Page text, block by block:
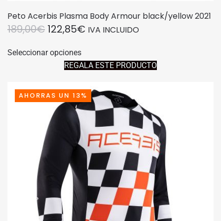
Peto Acerbis Plasma Body Armour black/yellow 2021
189,00€ EL
ORIGINAL
ERA:
189,00€.
122,85€EL
ACTUAL
ES:
122,85€.
IVA INCLUIDO
Seleccionar opcionesproducto
tiene
variantes.
se
pueden
elegir
en
la
página
de
REGALA ESTE PRODUCTO
AHORRAS UN 13%